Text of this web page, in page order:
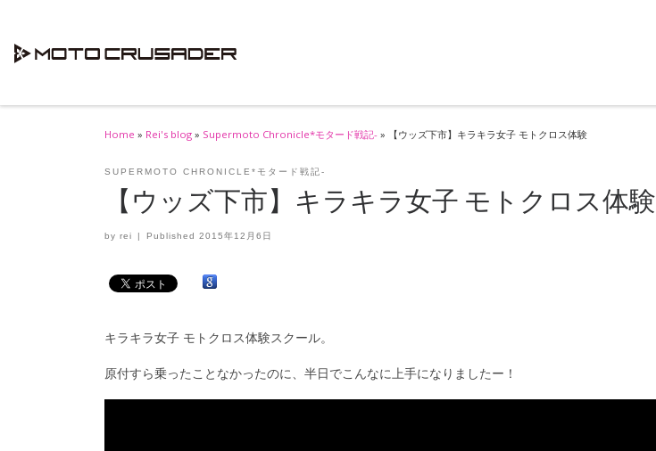
Home » Rei's blog » Supermoto Chronicle*モタード戦記- » 【ウッズ下市】キラキラ女子 モトクロス体験
SUPERMOTO CHRONICLE*モタード戦記-
【ウッズ下市】キラキラ女子 モトクロス体験
by rei | Published2015年12月6日
キラキラ女子 モトクロス体験スクール。
原付すら乗ったことなかったのに、半日でこんなに上手になりましたー！